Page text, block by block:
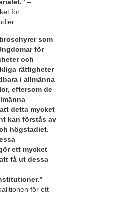
–
för
som
för
och
rättigheter
i allmänna
eftersom de
detta mycket
kan förstås av
högstadiet.
ett mycket
få ut dessa
–
för ett